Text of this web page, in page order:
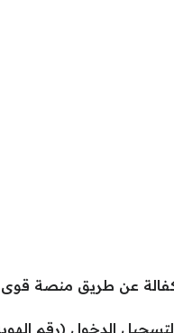
عن طريق منصة
الدخول (رقم